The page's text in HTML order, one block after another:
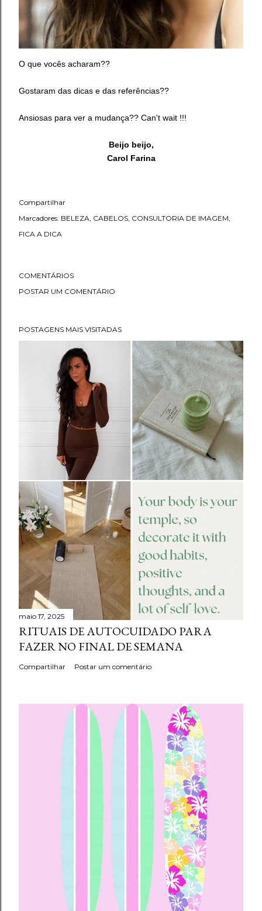
O que vocês acharam??
Gostaram das dicas e das referências??
Ansiosas para ver a mudança?? Can't wait !!!
Beijo beijo,
Carol Farina
Compartilhar
Marcadores: BELEZA CABELOS CONSULTORIA DE IMAGEM
FICA A DICA
COMENTÁRIOS
POSTAR UM COMENTÁRIO
POSTAGENS MAIS VISITADAS
maio 17, 2025
RITUAIS DE AUTOCUIDADO PARA
FAZER NO FINAL DE SEMANA
Compartilhar Postar um comentário